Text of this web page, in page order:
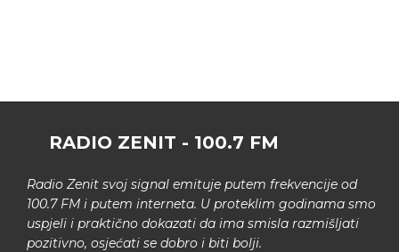
RADIO ZENIT - 100.7 FM
Radio Zenit svoj signal emituje putem frekvencije od
100.7 FM i putem interneta. U proteklim godinama smo
uspjeli i praktično dokazati da ima smisla razmišljati
pozitivno, osjećati se dobro i biti bolji.